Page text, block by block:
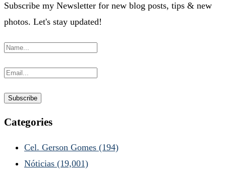
Subscribe my Newsletter for new blog posts, tips & new
photos. Let's stay updated!
Categories
Cel. Gerson Gomes (194)
Nóticias (19,001)